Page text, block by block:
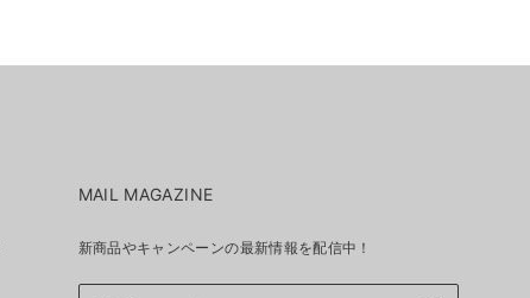
MAIL MAGAZINE
新商品やキャンペーンの最新情報を配信中！